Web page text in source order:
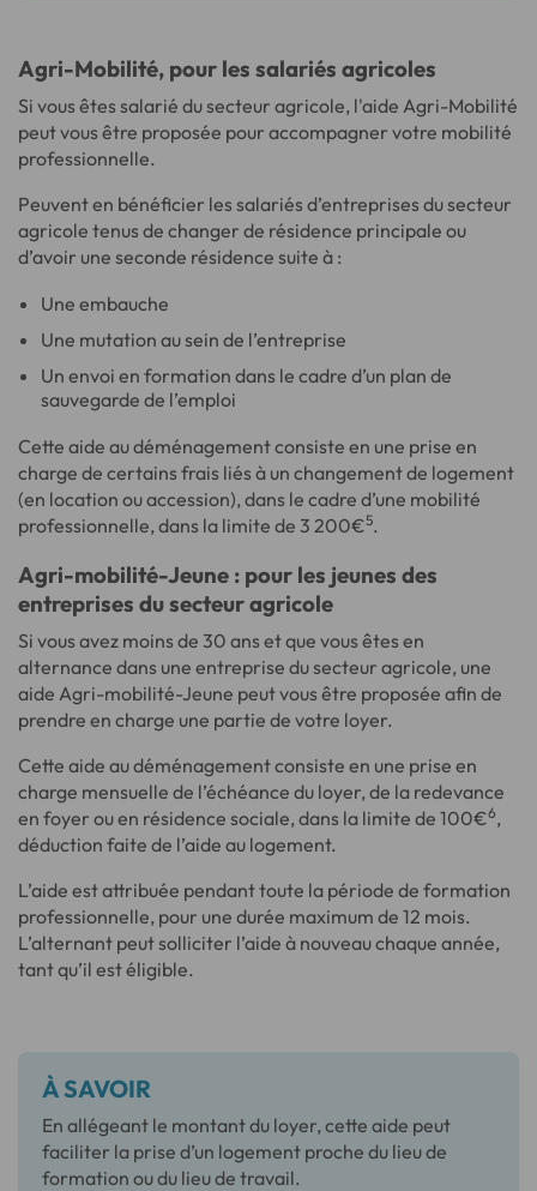
Agri-Mobilité, pour les salariés agricoles
Si vous êtes salarié du secteur agricole, l'aide Agri-Mobilité
peut vous être proposée pour accompagner votre mobilité
professionnelle.
Peuvent en bénéficier les salariés d’entreprises du secteur
agricole tenus de changer de résidence principale ou
d’avoir une seconde résidence suite à :
Une embauche
Une mutation au sein de l’entreprise
Un envoi en formation dans le cadre d’un plan de
sauvegarde de l’emploi
Cette aide au déménagement consiste en une prise en
charge de certains frais liés à un changement de logement
(en location ou accession), dans le cadre d’une mobilité
professionnelle, dans la limite de 3 200€5.
Agri-mobilité-Jeune : pour les jeunes des
entreprises du secteur agricole
Si vous avez moins de 30 ans et que vous êtes en
alternance dans une entreprise du secteur agricole, une
aide Agri-mobilité-Jeune peut vous être proposée afin de
prendre en charge une partie de votre loyer.
Cette aide au déménagement consiste en une prise en
charge mensuelle de l’échéance du loyer, de la redevance
en foyer ou en résidence sociale, dans la limite de 100€6,
déduction faite de l’aide au logement.
L’aide est attribuée pendant toute la période de formation
professionnelle, pour une durée maximum de 12 mois.
L’alternant peut solliciter l’aide à nouveau chaque année,
tant qu’il est éligible.
À SAVOIR
En allégeant le montant du loyer, cette aide peut
faciliter la prise d’un logement proche du lieu de
formation ou du lieu de travail.